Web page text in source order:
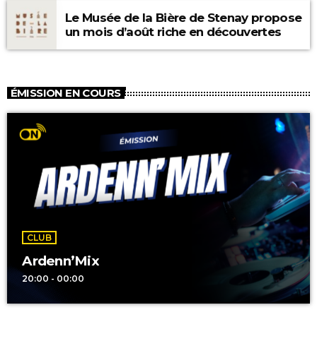
Le Musée de la Bière de Stenay propose
un mois d’août riche en découvertes
ÉMISSION EN COURS
CLUB
Ardenn’Mix
20:00 - 00:00